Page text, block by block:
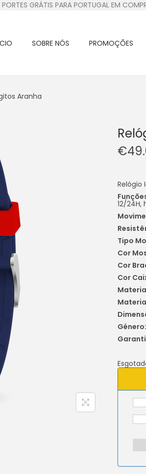
PORTES GRÁTIS PARA PORTUGAL EM
SOBRE NÓS PROMOÇÕES
Aranha
€
Relógio
12/24H,
Tipo
Cor
Cor
Cor
Género: